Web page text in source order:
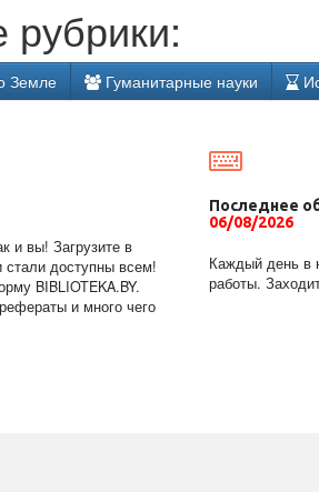
Земле Гуманитарные науки
и вы! Загрузите в
стали доступны всем!
BIBLIOTEKA.BY.
и много чего
Последнее
06/08/2026
Каждый день в
работы.